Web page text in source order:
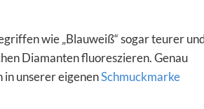
wie„Blauweiß“sogar teurer
Diamanten fluoreszieren. Genau
in unserer eigenenSchmuckmarke